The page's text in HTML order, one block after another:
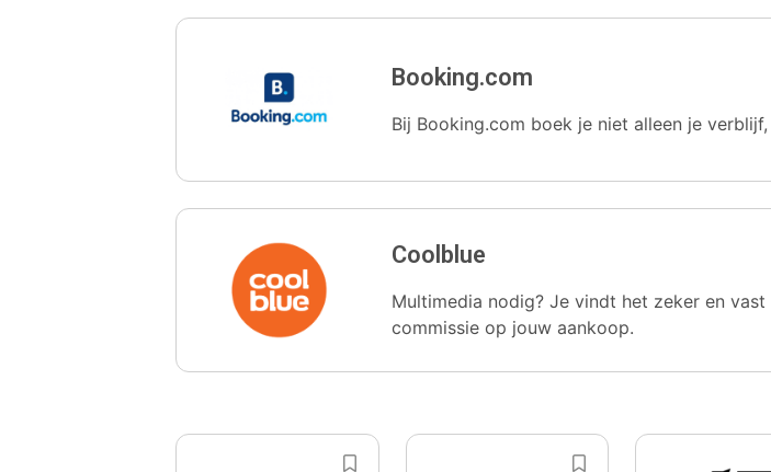
Booking.com
Bij Booking.com boek je niet alleen je
Coolblue
Multimedia nodig? Je vindt het zeker en
commissie op jouw aankoop.